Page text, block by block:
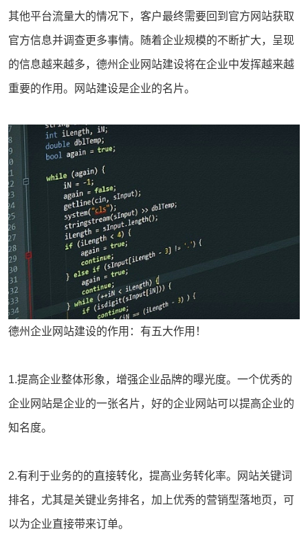
其他平台流量大的情况下，客户最终需要回到官方网站获取
官方信息并调查更多事情。随着企业规模的不断扩大，呈现
的信息越来越多，德州企业网站建设将在企业中发挥越来越
重要的作用。网站建设是企业的名片。
德州企业网站建设的作用：有五大作用！
1.提高企业整体形象，增强企业品牌的曝光度。一个优秀的
企业网站是企业的一张名片，好的企业网站可以提高企业的
知名度。
2.有利于业务的的直接转化，提高业务转化率。 网站关键词
排名，尤其是关键业务排名，加上优秀的营销型落地页，可
以为企业直接带来订单。